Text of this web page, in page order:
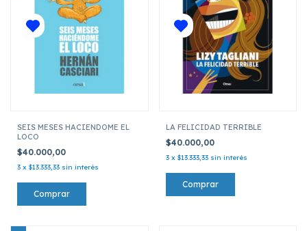
SEIS MESES HACIENDOME EL
LOCO
$40.000,00
3 x $13.333,33 sin interés
LA FELICIDAD TERRIBLE
$40.000,00
3 x $13.333,33 sin interés